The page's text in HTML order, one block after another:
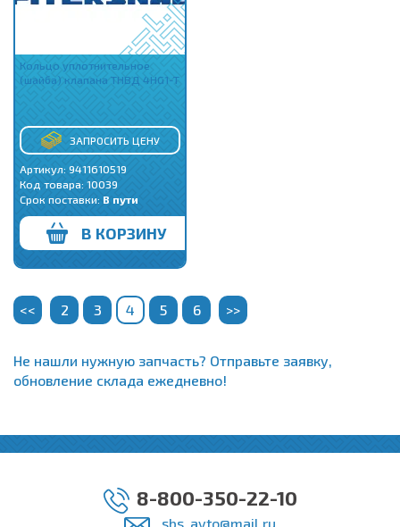
Кольцо уплотнительное
(шайба) клапана ТНВД 4HG1-T
ЗАПРОСИТЬ ЦЕНУ
Артикул: 9411610519
Код товара: 10039
Срок поставки: В пути
В КОРЗИНУ
<< 2 3 4 5 6 >>
Не нашли нужную запчасть? Отправьте заявку,
обновление склада ежедневно!
8-800-350-22-10
sbs_avto@mail.ru